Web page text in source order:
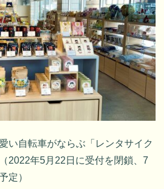
い自転車がならぶ「レンタサイク
2022年5月22日に受付を閉鎖、7
定）